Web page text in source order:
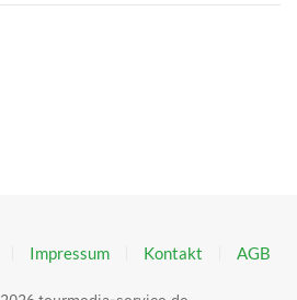
Impressum Kontakt AGB